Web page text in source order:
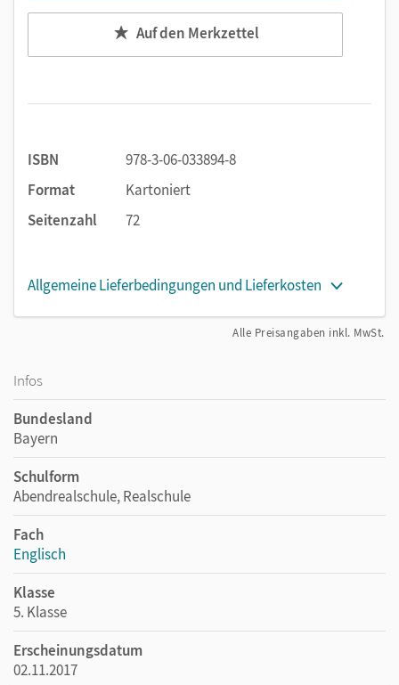
Auf den Merkzettel
ISBN
978-3-06-033894-8
Format
Kartoniert
Seitenzahl
72
Allgemeine Lieferbedingungen und Lieferkosten
Alle Preisangaben inkl. MwSt.
Infos
Bundesland
Bayern
Schulform
Abendrealschule, Realschule
Fach
Englisch
Klasse
5. Klasse
Erscheinungsdatum
02.11.2017